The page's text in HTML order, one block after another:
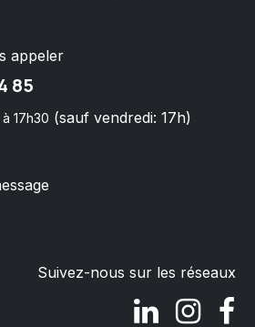
appeler
85
17h30 (sauf vendredi: 17h)
Suivez-nous sur les réseaux